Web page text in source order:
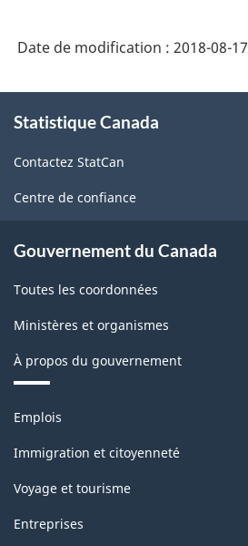
Date de modification : 2018-08-17
propos
ce
site
Statistique Canada
Contactez StatCan
Centre de confiance
Gouvernement du Canada
Toutes les coordonnées
Ministères et organismes
À propos du gouvernement
Thèmes
sujets
Emplois
Immigration et citoyenneté
Voyage et tourisme
Entreprises